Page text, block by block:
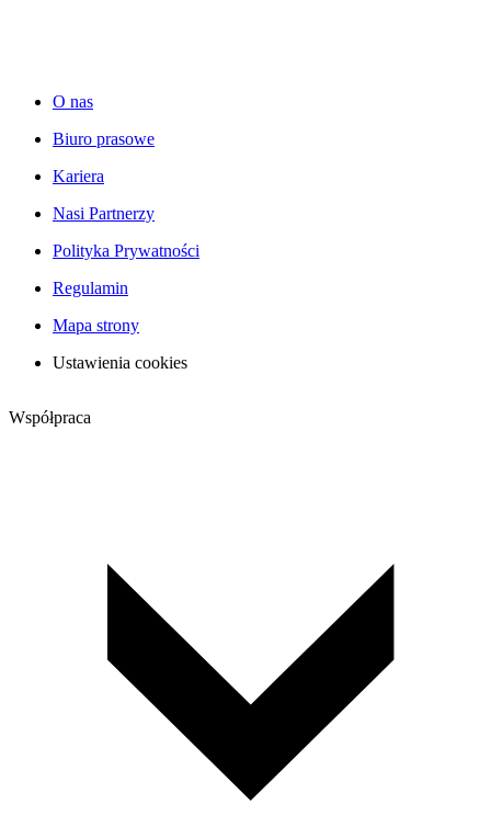
O nas
Biuro prasowe
Kariera
Nasi Partnerzy
Polityka Prywatności
Regulamin
Mapa strony
Ustawienia cookies
Współpraca